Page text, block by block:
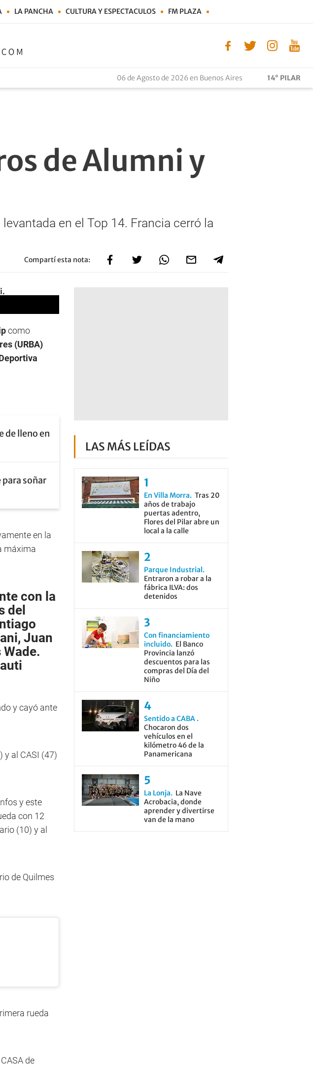
LA PANCHA CULTURA Y ESPECTACULOS FM PLAZA
06 de Agosto de 2026 en Buenos Aires 14° PILAR
de Alumni y
en el Top 14. Francia cerró la
Compartí esta nota:
como
(URBA)
de lleno en
soñar
en la
máxima
con la
del
Juan
y cayó ante
y al CASI (47)
y este
con 12
(10) y al
de Quilmes
rueda
de
LAS MÁS LEÍDAS
En Villa Morra
Tras 20
años de trabajo
puertas adentro,
Flores del Pilar abre un
local a la calle
Parque Industrial
Entraron a robar a la
fábrica ILVA: dos
detenidos
Con financiamiento
incluido
El Banco
Provincia lanzó
descuentos para las
compras del Día del
Niño
Sentido a CABA
Chocaron dos
vehículos en el
kilómetro 46 de la
Panamericana
La Lonja
La Nave
Acrobacia, donde
aprender y divertirse
van de la mano